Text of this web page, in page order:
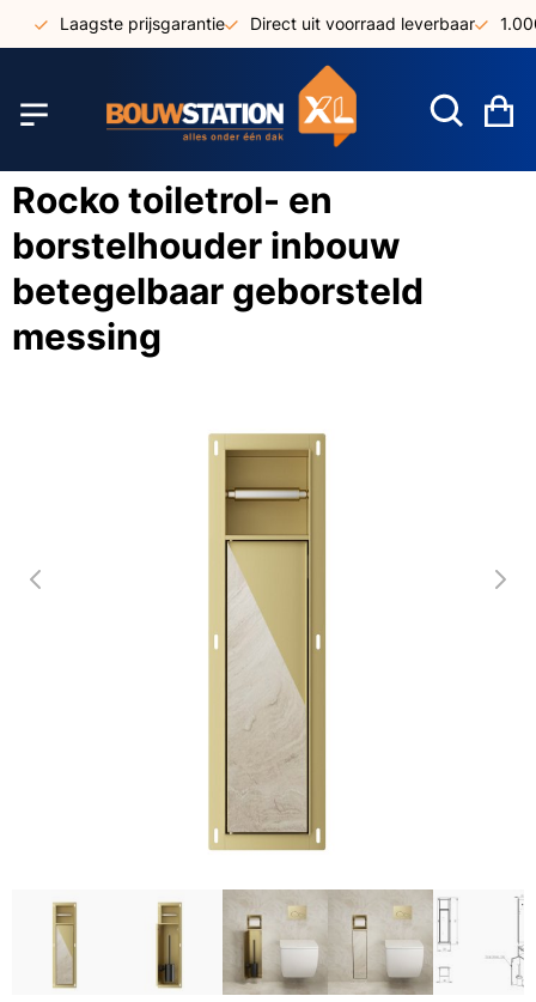
Laagste prijsgarantie Direct uit voorraad leverbaar
Rocko toiletrol- en
borstelhouder inbouw
betegelbaar geborsteld
messing